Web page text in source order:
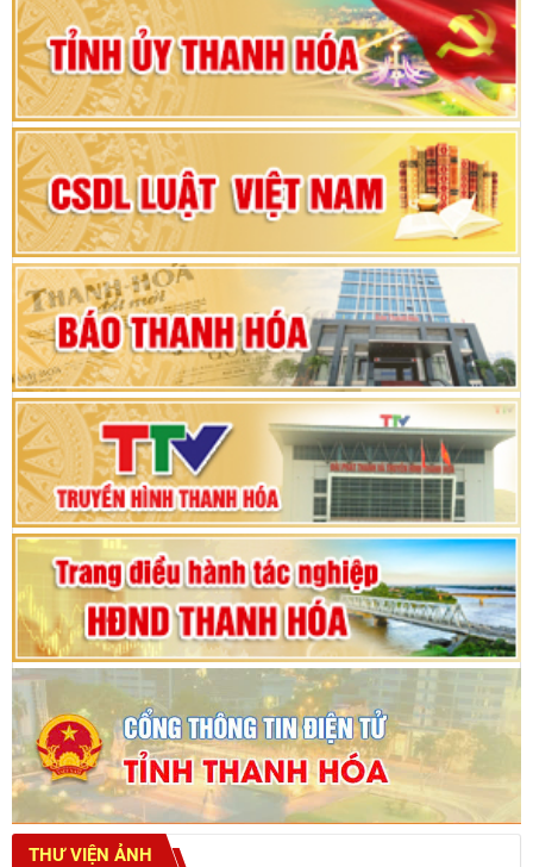
Đảng bộ tỉnh Thanh Hóa lần thứ XX, nhiệm kỳ
2025 - 2030
Đại hội đại biểu Đảng bộ xã Yên Thọ lần thứ I,
nhiệm kỳ 2025 – 2030
Đại hội Đảng bộ xã Yên Ninh lần thứ nhất,
nhiệm kỳ 2025 - 2030
Khai mạc Kỳ họp bất thường lần thứ 9, Quốc
hội khóa XV
Phiên thảo luận Kỳ họp thứ 24, HĐND tỉnh
Thanh Hóa khóa XVIII, nhiệm kỳ 2021 - 2026
Bế mạc Kỳ họp thứ hai bốn, Hội đồng nhân dân
tỉnh khoá XVIII
THƯ VIỆN ẢNH